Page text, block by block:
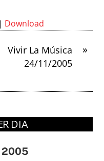
| Download
»
Vivir La Música
24/11/2005
DIA
2005